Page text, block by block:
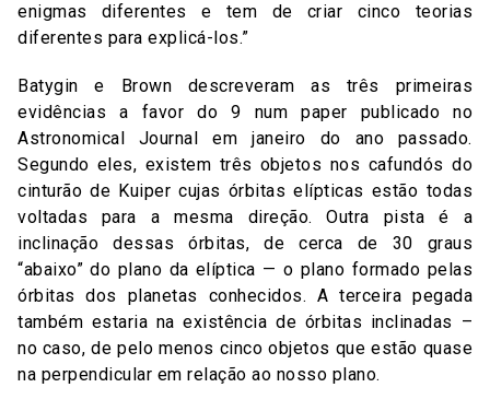
enigmas diferentes e tem de criar cinco teorias
diferentes para explicá-los.”
Batygin e Brown descreveram as três primeiras
evidências a favor do 9 num paper publicado no
Astronomical Journal em janeiro do ano passado.
Segundo eles, existem três objetos nos cafundós do
cinturão de Kuiper cujas órbitas elípticas estão todas
voltadas para a mesma direção. Outra pista é a
inclinação dessas órbitas, de cerca de 30 graus
“abaixo” do plano da elíptica — o plano formado pelas
órbitas dos planetas conhecidos. A terceira pegada
também estaria na existência de órbitas inclinadas –
no caso, de pelo menos cinco objetos que estão quase
na perpendicular em relação ao nosso plano.